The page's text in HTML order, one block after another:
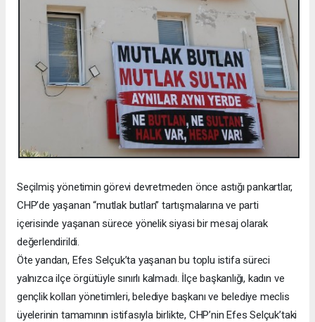
Seçilmiş yönetimin görevi devretmeden önce astığı pankartlar,
CHP’de yaşanan “mutlak butlan” tartışmalarına ve parti
içerisinde yaşanan sürece yönelik siyasi bir mesaj olarak
değerlendirildi.
Öte yandan, Efes Selçuk’ta yaşanan bu toplu istifa süreci
yalnızca ilçe örgütüyle sınırlı kalmadı. İlçe başkanlığı, kadın ve
gençlik kolları yönetimleri, belediye başkanı ve belediye meclis
üyelerinin tamamının istifasıyla birlikte, CHP’nin Efes Selçuk’taki